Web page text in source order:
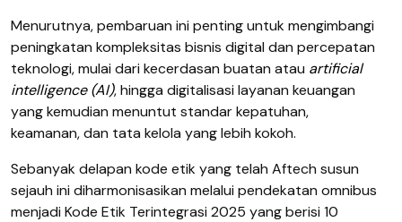
Menurutnya, pembaruan ini penting untuk mengimbangi
peningkatan kompleksitas bisnis digital dan percepatan
teknologi, mulai dari kecerdasan buatan atau artificial
intelligence (AI), hingga digitalisasi layanan keuangan
yang kemudian menuntut standar kepatuhan,
keamanan, dan tata kelola yang lebih kokoh.
Sebanyak delapan kode etik yang telah Aftech susun
sejauh ini diharmonisasikan melalui pendekatan omnibus
menjadi Kode Etik Terintegrasi 2025 yang berisi 10